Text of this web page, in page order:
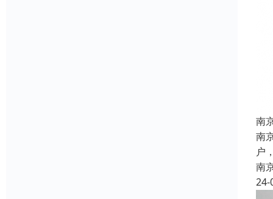
南
南
户
南
24-